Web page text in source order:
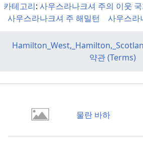
카테고리: 사우스라나크셔 주의 이웃
사우스라나크셔 주 해밀턴
사우스라
약관 (Terms)
물란 바하